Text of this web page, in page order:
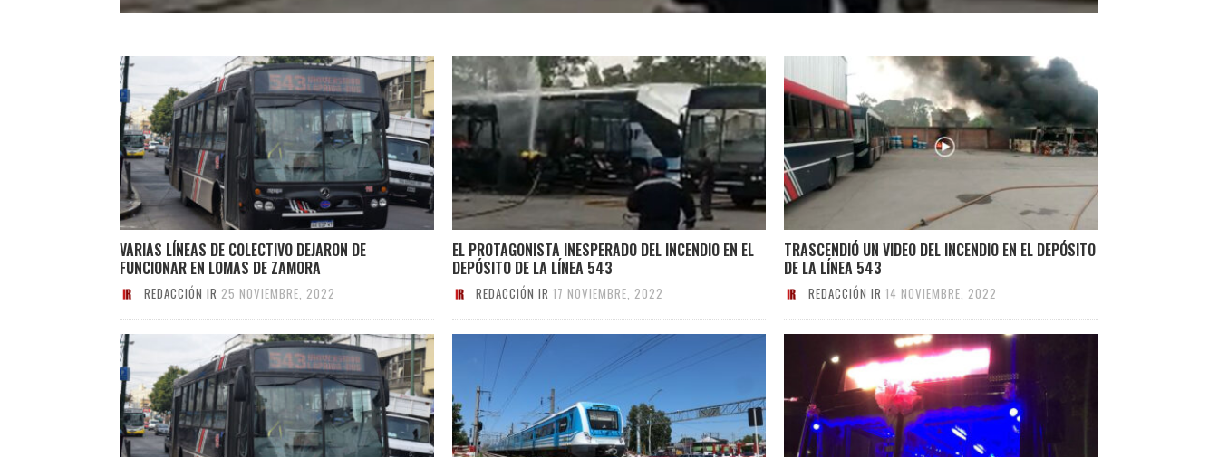
VARIAS LÍNEAS DE COLECTIVO DEJARON DE
FUNCIONAR EN LOMAS DE ZAMORA
REDACCIÓN IR 25 NOVIEMBRE, 2022
EL PROTAGONISTA INESPERADO DEL INCENDIO EN EL
DEPÓSITO DE LA LÍNEA 543
REDACCIÓN IR 17 NOVIEMBRE, 2022
TRASCENDIÓ UN VIDEO DEL INCENDIO EN EL DEPÓSITO
DE LA LÍNEA 543
REDACCIÓN IR 14 NOVIEMBRE, 2022